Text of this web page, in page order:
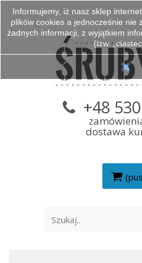
+48
dostawa
Informujemy, iż nasz sklep
plików cookies a jednocześnie nie
żadnych informacji, z wyjątkiem
(tzw.